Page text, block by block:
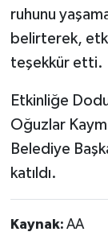
ruhunu
belirterek,
teşekkür etti.
Etkinliğe
Oğuzlar
Belediye
katıldı.
Kaynak: AA